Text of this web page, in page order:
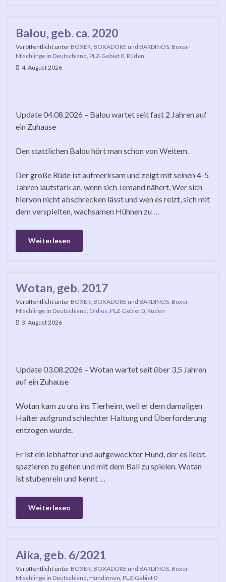
Balou, geb. ca. 2020
Veröffentlicht unter BOXER, BOXADORE und BARDINOS Boxer-
Mischlinge in Deutschland PLZ-Gebiet 0 Rüden
4. August 2026
Update 04.08.2026 – Balou wartet seit fast 2 Jahren auf
ein Zuhause
Den stattlichen Balou hört man schon von Weitem.
Der große Rüde ist aufmerksam und zeigt mit seinen 4-5
Jahren lautstark an, wenn sich Jemand nähert. Wer sich
hiervon nicht abschrecken lässt und wen es reizt, sich mit
dem verspielten, wachsamen Hühnen zu …
Weiterlesen
Wotan, geb. 2017
Veröffentlicht unter BOXER, BOXADORE und BARDINOS Boxer-
Mischlinge in Deutschland Oldies PLZ-Gebiet 0 Rüden
3. August 2026
Update 03.08.2026 – Wotan wartet seit über 3,5 Jahren
auf ein Zuhause
Wotan kam zu uns ins Tierheim, weil er dem damaligen
Halter aufgrund schlechter Haltung und Überforderung
entzogen wurde.
Er ist ein lebhafter und aufgeweckter Hund, der es liebt,
spazieren zu gehen und mit dem Ball zu spielen. Wotan
ist stubenrein und kennt …
Weiterlesen
Aika, geb. 6/2021
Veröffentlicht unter BOXER, BOXADORE und BARDINOS Boxer-
Mischlinge in Deutschland Hündinnen PLZ-Gebiet 0